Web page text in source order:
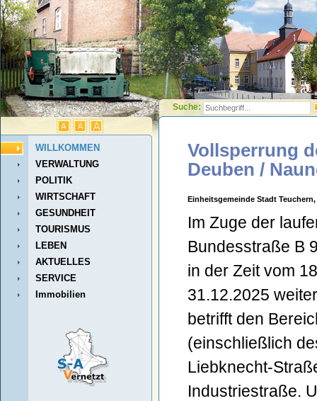
Suche:
WILLKOMMEN
VERWALTUNG
POLITIK
WIRTSCHAFT
GESUNDHEIT
TOURISMUS
LEBEN
AKTUELLES
SERVICE
Immobilien
Vollsperrung
Deuben /
Einheitsgemeinde Stadt Teuchern,
Im Zuge der
Bundesstraße B
in der Zeit vom
31.12.2025
betrifft den
(einschließlich
Liebknecht-
Industriestraße.